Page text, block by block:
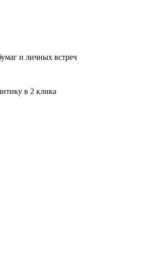
и личных встреч
в 2 клика